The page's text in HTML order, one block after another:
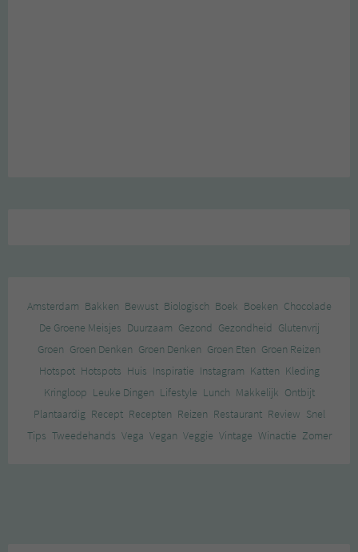
Amsterdam Bakken Bewust Biologisch Boek Boeken Chocolade
De Groene Meisjes Duurzaam Gezond Gezondheid Glutenvrij
Groen Groen Denken Groen Denken Groen Eten Groen Reizen
Hotspot Hotspots Huis Inspiratie Instagram Katten Kleding
Kringloop Leuke Dingen Lifestyle Lunch Makkelijk Ontbijt
Plantaardig Recept Recepten Reizen Restaurant Review Snel
Tips Tweedehands Vega Vegan Veggie Vintage Winactie Zomer